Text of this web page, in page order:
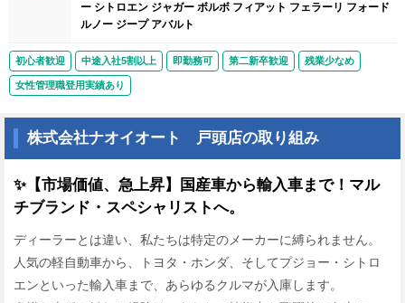
ー シトロエン ジャガー ボルボ フィアット フェラーリ フォード
ルノー ジープ アバルト
初心者歓迎 中途入社5割以上 即勤務可 第二新卒歓迎 残業少なめ
女性管理職登用実績あり
株式会社ナオイオート 戸頭店の取り組み
✨【市場価値、急上昇】国産車から輸入車まで！マル
チブランド・スペシャリストへ。
ディーラーとは違い、私たちは特定のメーカーに縛られません。
人気の軽自動車から、トヨタ・ホンダ、そしてプジョー・シトロ
エンといった輸入車まで、あらゆるクルマが入庫します。